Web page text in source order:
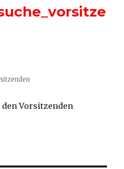
Vorsitzenden